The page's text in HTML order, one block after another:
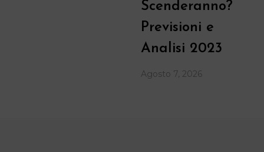
Scenderanno?
Previsioni e
Analisi 2023
Agosto 7, 2026